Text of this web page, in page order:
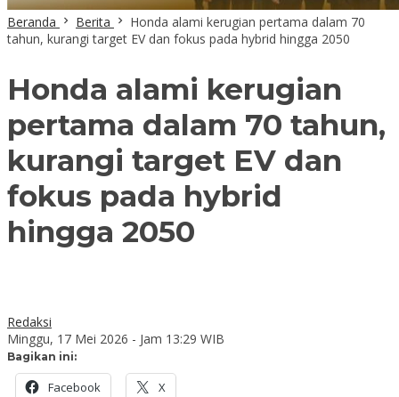
Beranda Berita
Honda alami kerugian pertama dalam 70
tahun, kurangi target EV dan fokus pada hybrid hingga 2050
Honda alami kerugian
pertama dalam 70 tahun,
kurangi target EV dan
fokus pada hybrid
hingga 2050
Redaksi
Minggu, 17 Mei 2026 - Jam 13:29 WIB
Bagikan ini:
Facebook X